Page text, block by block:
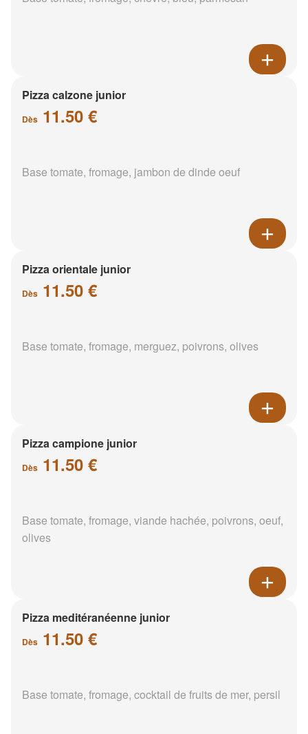
Pizza calzone junior
Dès 11.50 €
Base tomate, fromage, jambon de dinde oeuf
Pizza orientale junior
Dès 11.50 €
Base tomate, fromage, merguez, poivrons, olives
Pizza campione junior
Dès 11.50 €
Base tomate, fromage, viande hachée, poivrons, oeuf,
olives
Pizza meditéranéenne junior
Dès 11.50 €
Base tomate, fromage, cocktail de fruits de mer, persil